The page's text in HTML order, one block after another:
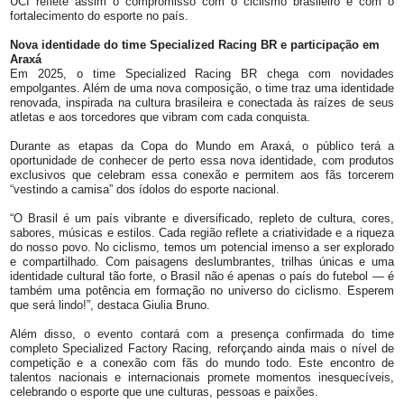
fortalecimento do esporte no país.
Nova identidade do time Specialized Racing BR e participação em
Araxá
Em 2025, o time Specialized Racing BR chega com novidades
empolgantes. Além de uma nova composição, o time traz uma identidade
renovada, inspirada na cultura brasileira e conectada às raízes de seus
atletas e aos torcedores que vibram com cada conquista.
Durante as etapas da Copa do Mundo em Araxá, o público terá a
oportunidade de conhecer de perto essa nova identidade, com produtos
exclusivos que celebram essa conexão e permitem aos fãs torcerem
“vestindo a camisa” dos ídolos do esporte nacional.
“O Brasil é um país vibrante e diversificado, repleto de cultura, cores,
sabores, músicas e estilos. Cada região reflete a criatividade e a riqueza
do nosso povo. No ciclismo, temos um potencial imenso a ser explorado
e compartilhado. Com paisagens deslumbrantes, trilhas únicas e uma
identidade cultural tão forte, o Brasil não é apenas o país do futebol — é
também uma potência em formação no universo do ciclismo. Esperem
que será lindo!”, destaca Giulia Bruno.
Além disso, o evento contará com a presença confirmada do time
completo Specialized Factory Racing, reforçando ainda mais o nível de
competição e a conexão com fãs do mundo todo. Este encontro de
talentos nacionais e internacionais promete momentos inesquecíveis,
celebrando o esporte que une culturas, pessoas e paixões.